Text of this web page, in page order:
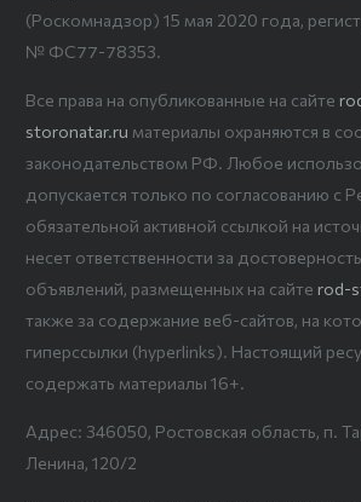
(Роскомнадзор) 15 мая 2020 года,
№ ФС77-78353.
Все права на опубликованные на сайте
storonatar.ru материалы охраняются в
законодательством РФ. Любое
допускается только по согласованию с
обязательной активной ссылкой на
несет ответственности за
объявлений, размещенных на сайте rod-
также за содержание веб-сайтов, на
гиперссылки (hyperlinks). Настоящий
содержать материалы 16+.
Адрес: 346050, Ростовская область, п.
Ленина, 120/2